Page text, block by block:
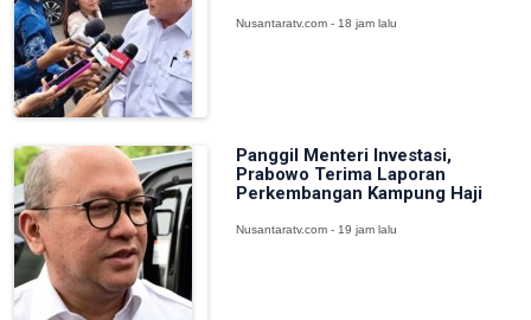
Nusantaratv.com - 18 jam lalu
Panggil Menteri Investasi,
Prabowo Terima Laporan
Perkembangan Kampung Haji
Nusantaratv.com - 19 jam lalu